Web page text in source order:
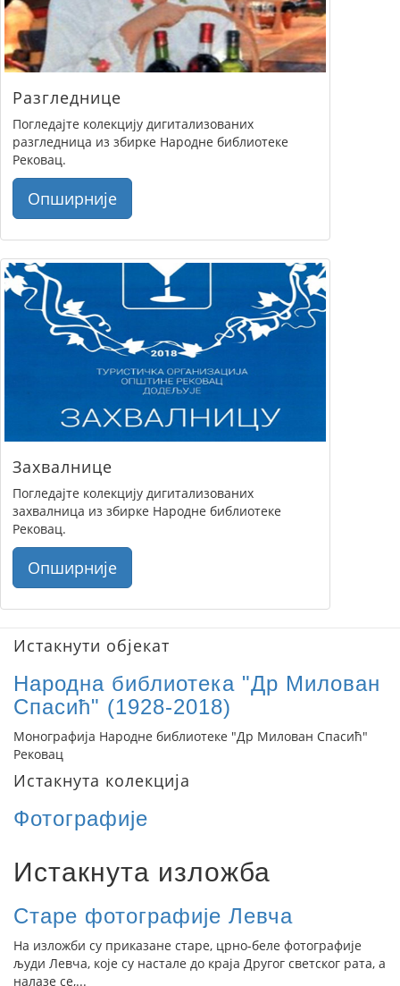
Разгледнице
Погледајте колекцију дигитализованих
разгледница из збирке Народне библиотеке
Рековац.
Опширније
Захвалнице
Погледајте колекцију дигитализованих
захвалница из збирке Народне библиотеке
Рековац.
Опширније
Истакнути објекат
Народна библиотека "Др Милован
Спасић" (1928-2018)
Монографија Народне библиотеке "Др Милован Спасић"
Рековац
Истакнута колекција
Фотографије
Истакнута изложба
Старе фотографије Левча
На изложби су приказане старе, црно-беле фотографије
људи Левча, које су настале до краја Другог светског рата, а
налазе се,...